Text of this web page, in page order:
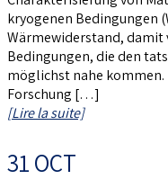
kryogenen Bedingungen
Wärmewiderstand, damit
Bedingungen, die den
möglichst nahe
Forschung […]
[Lire la suite]
31 OCT